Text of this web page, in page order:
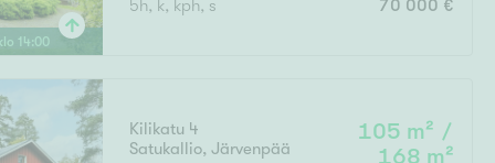
14:00
5h, k, kph, s 70 000 €
Kilikatu 4
Satukallio,Järvenpää
105 m² /
168 m²